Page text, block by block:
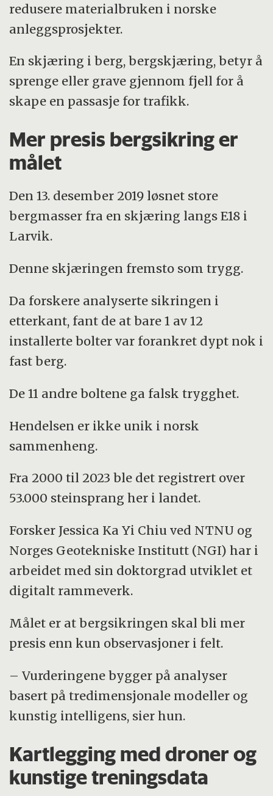
redusere materialbruken i norske
anleggsprosjekter.
En skjæring i berg, bergskjæring, betyr å
sprenge eller grave gjennom fjell for å
skape en passasje for trafikk.
Mer presis bergsikring er
målet
Den 13. desember 2019 løsnet store
bergmasser fra en skjæring langs E18 i
Larvik.
Denne skjæringen fremsto som trygg.
Da forskere analyserte sikringen i
etterkant, fant de at bare 1 av 12
installerte bolter var forankret dypt nok i
fast berg.
De 11 andre boltene ga falsk trygghet.
Hendelsen er ikke unik i norsk
sammenheng.
Fra 2000 til 2023 ble det registrert over
53.000 steinsprang her i landet.
Forsker Jessica Ka Yi Chiu ved NTNU og
Norges Geotekniske Institutt (NGI) har i
arbeidet med sin doktorgrad utviklet et
digitalt rammeverk.
Målet er at bergsikringen skal bli mer
presis enn kun observasjoner i felt.
– Vurderingene bygger på analyser
basert på tredimensjonale modeller og
kunstig intelligens, sier hun.
Kartlegging med droner og
kunstige treningsdata